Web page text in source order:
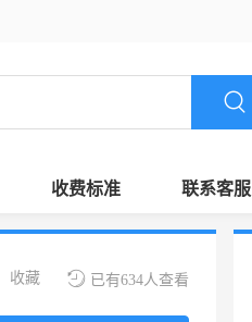
收费标准 联系客服
已有634人查看
收藏